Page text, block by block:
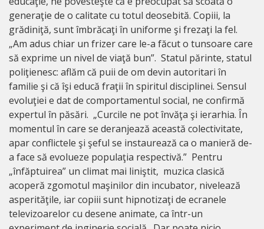
generaţie de o calitate cu totul deosebită. Copiii, la
grădiniţă, sunt îmbrăcaţi în uniforme şi frezaţi la fel.
„Am adus chiar un frizer care le-a făcut o tunsoare care
să exprime un nivel de viaţă bun”. Statul părinte, statul
poliţienesc: aflăm că puii de om devin autoritari în
familie şi că îşi educă fraţii în spiritul disciplinei. Sensul
evoluţiei e dat de comportamentul social, ne confirmă
expertul în păsări. „Curcile ne pot învăţa şi ierarhia. În
momentul în care se deranjează această colectivitate,
apar conflictele şi şeful se instaurează ca o manieră de-
a face să evolueze populaţia respectivă.” Pentru
„înfăptuirea” un climat mai liniştit, muzica clasică
acoperă zgomotul maşinilor din incubator, nivelează
asperităţile, iar copiii sunt hipnotizaţi de ecranele
televizoarelor cu desene animate, ca într-un